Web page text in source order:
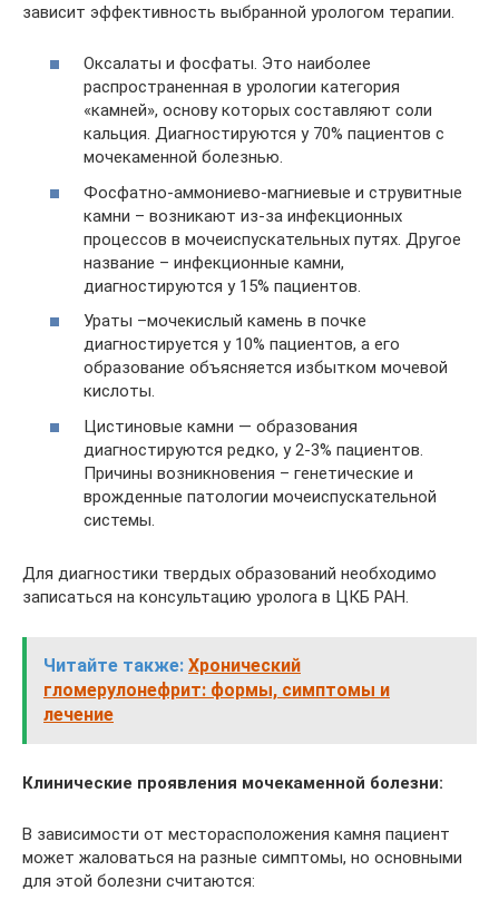
зависит эффективность выбранной урологом терапии.
Оксалаты и фосфаты. Это наиболее
распространенная в урологии категория
«камней», основу которых составляют соли
кальция. Диагностируются у 70% пациентов с
мочекаменной болезнью.
Фосфатно-аммониево-магниевые и струвитные
камни – возникают из-за инфекционных
процессов в мочеиспускательных путях. Другое
название – инфекционные камни,
диагностируются у 15% пациентов.
Ураты –мочекислый камень в почке
диагностируется у 10% пациентов, а его
образование объясняется избытком мочевой
кислоты.
Цистиновые камни — образования
диагностируются редко, у 2-3% пациентов.
Причины возникновения – генетические и
врожденные патологии мочеиспускательной
системы.
Для диагностики твердых образований необходимо
записаться на консультацию уролога в ЦКБ РАН.
Читайте также: Хронический
гломерулонефрит: формы, симптомы и
лечение
Клинические проявления мочекаменной болезни:
В зависимости от месторасположения камня пациент
может жаловаться на разные симптомы, но основными
для этой болезни считаются: